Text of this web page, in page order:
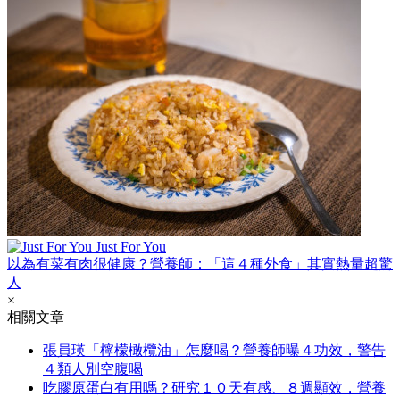
Just For You
以為有菜有肉很健康？營養師：「這４種外食」其實熱量超驚
人
×
相關文章
張員瑛「檸檬橄欖油」怎麼喝？營養師曝４功效，警告
４類人別空腹喝
吃膠原蛋白有用嗎？研究１０天有感、８週顯效，營養